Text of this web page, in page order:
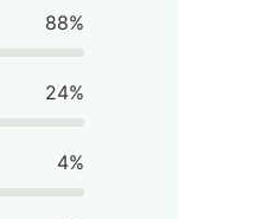
88%
24%
4%